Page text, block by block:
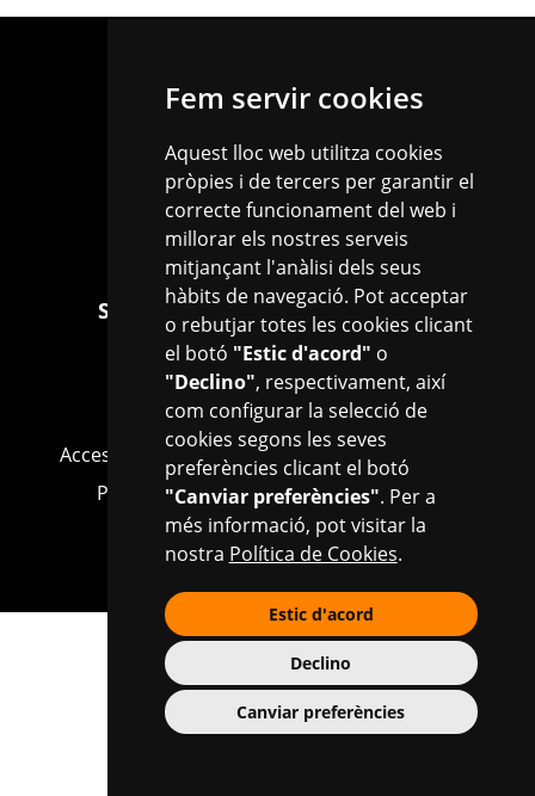
Fem servir cookies
Aquest lloc web utilitza cookies
pròpies i de tercers per garantir el
correcte funcionament del web i
millorar els nostres serveis
mitjançant l'anàlisi dels seus
hàbits de navegació. Pot acceptar
o rebutjar totes les cookies clicant
el botó "Estic d'acord" o
"Declino", respectivament, així
com configurar la selecció de
cookies segons les seves
preferències clicant el botó
"Canviar preferències". Per a
més informació, pot visitar la
nostra Política de Cookies.
Estic d'acord
Declino
Canviar preferències
977 010 025
info.biblioteques@reus.cat
Segueix-nos a les xarxes socials
FacebookInstagram
X
Accessibilitat Política de Cookies
Avís legal
Política de privacitat
Info bàsica RGPD
Mapa web
Configurar cookies
Ves a la web de l'Ajuntament de Reus